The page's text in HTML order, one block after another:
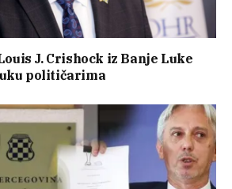
J. Crishock iz Banje Luke
političarima